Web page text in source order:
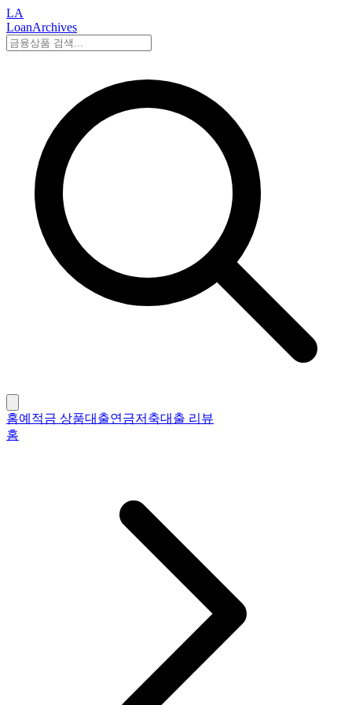
LA
LoanArchives
홈예적금 상품대출연금저축대출 리뷰
홈